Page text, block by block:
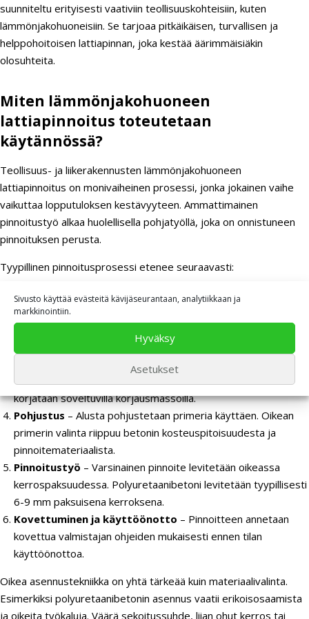
Sivusto käyttää evästeitä kävijäseurantaan, analytiikkaan ja
markkinointiin.
Hyväksy
Asetukset
suunniteltu erityisesti vaativiin teollisuuskohteisiin, kuten
lämmönjakohuoneisiin. Se tarjoaa pitkäikäisen, turvallisen ja
helppohoitoisen lattiapinnan, joka kestää äärimmäisiäkin
olosuhteita.
Miten lämmönjakohuoneen
lattiapinnoitus toteutetaan
käytännössä?
Teollisuus- ja liikerakennusten lämmönjakohuoneen
lattiapinnoitus on monivaiheinen prosessi, jonka jokainen vaihe
vaikuttaa lopputuloksen kestävyyteen. Ammattimainen
pinnoitustyö alkaa huolellisella pohjatyöllä, joka on onnistuneen
pinnoituksen perusta.
Tyypillinen pinnoitusprosessi etenee seuraavasti:
Alustan kuntokartoitus– Betonialustan kunto ja
mahdolliset vauriot kartoitetaan perusteellisesti.
Betonin esikäsittely
hiomalla tai sinkopuhalluksella. Tämä avaa betonin huokoset ja
parantaa pinnoitteen tarttuvuutta.
Betonin korjaukset
korjataan soveltuvilla korjausmassoilla.
Pohjustus – Alusta pohjustetaan primeria käyttäen. Oikean
primerin valinta riippuu betonin kosteuspitoisuudesta ja
pinnoitemateriaalista.
Pinnoitustyö – Varsinainen pinnoite levitetään oikeassa
kerrospaksuudessa. Polyuretaanibetoni levitetään tyypillisesti
6-9 mm paksuisena kerroksena.
Kovettuminen ja käyttöönotto – Pinnoitteen annetaan
kovettua valmistajan ohjeiden mukaisesti ennen tilan
käyttöönottoa.
Oikea asennustekniikka on yhtä tärkeää kuin materiaalivalinta.
Esimerkiksi polyuretaanibetonin asennus vaatii erikoisosaamista
ja oikeita työkaluja. Väärä sekoitussuhde, liian ohut kerros tai